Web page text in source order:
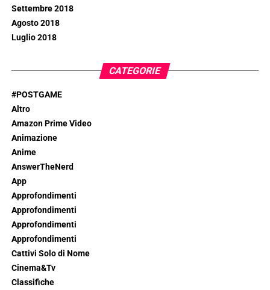
Settembre 2018
Agosto 2018
Luglio 2018
CATEGORIE
#POSTGAME
Altro
Amazon Prime Video
Animazione
Anime
AnswerTheNerd
App
Approfondimenti
Approfondimenti
Approfondimenti
Approfondimenti
Cattivi Solo di Nome
Cinema&Tv
Classifiche